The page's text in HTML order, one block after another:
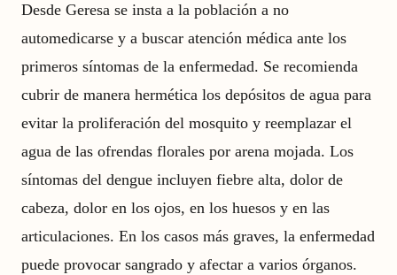
Desde Geresa se insta a la población a no
automedicarse y a buscar atención médica ante los
primeros síntomas de la enfermedad. Se recomienda
cubrir de manera hermética los depósitos de agua para
evitar la proliferación del mosquito y reemplazar el
agua de las ofrendas florales por arena mojada. Los
síntomas del dengue incluyen fiebre alta, dolor de
cabeza, dolor en los ojos, en los huesos y en las
articulaciones. En los casos más graves, la enfermedad
puede provocar sangrado y afectar a varios órganos.